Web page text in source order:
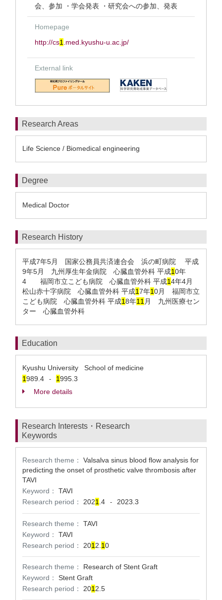
会、参加 ・学会発表 ・研究会への参加、発表
Homepage
http://cs1 .med.kyushu-u.ac.jp/
External link
Research Areas
Life Science / Biomedical engineering
Degree
Medical Doctor
Research History
平成7年5月 国家公務員共済連合会 浜の町病院 平成
9年5月 九州厚生年金病院 心臓血管外科 平成10年
4 福岡市立こども病院 心臓血管外科 平成14年4月
松山赤十字病院 心臓血管外科 平成17年10月 福岡市立
こども病院 心臓血管外科 平成18年1 1 月 九州医療セン
ター 心臓血管外科
Education
Kyushu University School of medicine
1989.4 - 1995.3
More details
Research Interests・Research
Keywords
Research theme：
Valsalva sinus blood flow analysis for
predicting the onset of prosthetic valve thrombosis after
TAVI
Keyword：
TAVI
Research period：
2021 .4 - 2023.3
Research theme：
TAVI
Keyword：
TAVI
Research period：
201 2. 10
Research theme：
Research of Stent Graft
Keyword：
Stent Graft
Research period：
201 2.5